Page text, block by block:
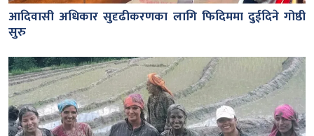
आदिवासी अधिकार सुदृढीकरणका लागि फिदिममा दुईदिने गोष्ठी
सुरु